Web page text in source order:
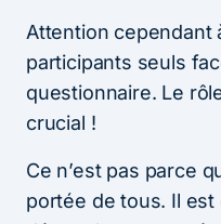
Attention cependant
participants seuls
questionnaire. Le
crucial !
Ce n’est pas parce
portée de tous. Il est